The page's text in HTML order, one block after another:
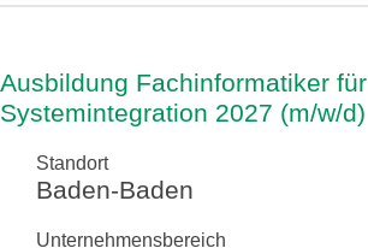
Ausbildung Fachinformatiker für
Systemintegration 2027 (m/w/d)
Standort
Baden-Baden
Unternehmensbereich